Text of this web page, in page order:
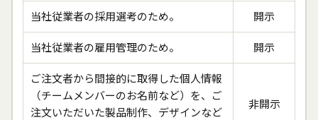
当社従業者の採用選考のため。 開示
当社従業者の雇用管理のため。 開示
ご注文者から間接的に取得した個人情報
（チームメンバーのお名前など）を、ご
注文いただいた製品制作、デザインなど
非開示